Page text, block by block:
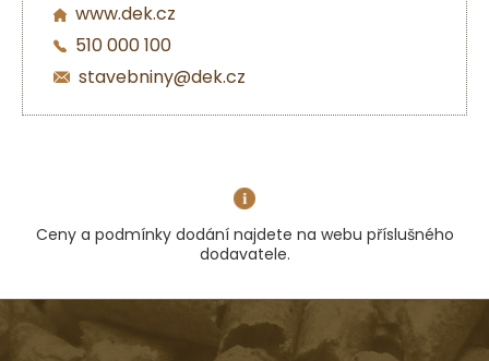
www.dek.cz
510 000 100
stavebniny@dek.cz
Ceny a podmínky dodání najdete na webu příslušného
dodavatele.